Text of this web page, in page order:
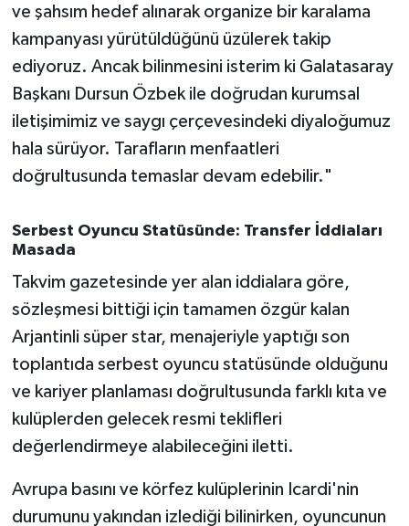
ve şahsım hedef alınarak organize bir karalama
kampanyası yürütüldüğünü üzülerek takip
ediyoruz. Ancak bilinmesini isterim ki Galatasaray
Başkanı Dursun Özbek ile doğrudan kurumsal
iletişimimiz ve saygı çerçevesindeki diyaloğumuz
hala sürüyor. Tarafların menfaatleri
doğrultusunda temaslar devam edebilir."
Serbest Oyuncu Statüsünde: Transfer İddiaları
Masada
Takvim gazetesinde yer alan iddialara göre,
sözleşmesi bittiği için tamamen özgür kalan
Arjantinli süper star, menajeriyle yaptığı son
toplantıda serbest oyuncu statüsünde olduğunu
ve kariyer planlaması doğrultusunda farklı kıta ve
kulüplerden gelecek resmi teklifleri
değerlendirmeye alabileceğini iletti.
Avrupa basını ve körfez kulüplerinin Icardi'nin
durumunu yakından izlediği bilinirken, oyuncunun